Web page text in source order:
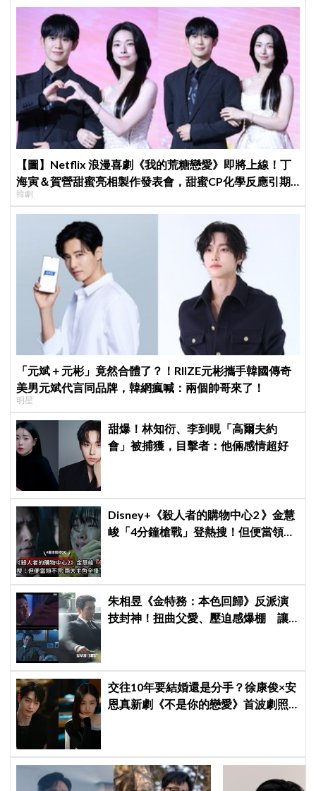
【圖】Netflix 浪漫喜劇《我的荒糖戀愛》即將上線！丁
海寅＆賀營甜蜜亮相製作發表會，甜蜜CP化學反應引期
待
韓劇
「元斌＋元彬」竟然合體了？！RIIZE元彬攜手韓國傳奇
美男元斌代言同品牌，韓網瘋喊：兩個帥哥來了！
明星
甜爆！林知衍、李到晛「高爾夫約
會」被捕獲，目擊者：他倆感情超好
Disney+《殺人者的購物中心2 》金慧
峻「4分鐘槍戰」登熱搜！但便當領不
朱相昱《金特務：本色回歸》反派演
技封神！扭曲父愛、壓迫感爆棚 讓
交往10年要結婚還是分手？徐康俊×安
恩真新劇《不是你的戀愛》首波劇照